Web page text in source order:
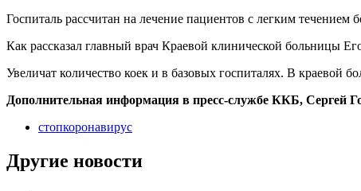
Госпиталь рассчитан на лечение пациентов с легким
Как рассказал главный врач Краевой клинической больницы
Увеличат количество коек и в базовых госпиталях. В краевой
Дополнительная информация в пресс-службе ККБ, Сергей
стопкоронавирус
Другие новости